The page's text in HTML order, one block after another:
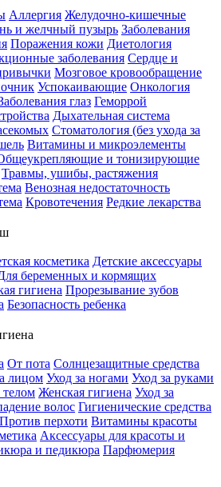
Аллергия Желудочно-кишечные
и желчный пузырь Заболевания
Поражения кожи Диетология
заболевания Сердце и
Мозговое кровообращение
Успокаивающие Онкология
глаз Геморрой
Дыхательная система
Стоматология (без ухода за
Витамины и микроэлементы
и тонизирующие
Травмы, ушибы, растяжения
Венозная недостаточность
Кровотечения Редкие лекарства
косметика Детские аксессуары
беременных и кормящих
гигиена Прорезывание зубов
Безопасность ребенка
От пота Солнцезащитные средства
лицом Уход за ногами Уход за руками
телом Женская гигиена Уход за
волос Гигиенические средства
Против перхоти Витамины красоты
Аксессуары для красоты и
и педикюра Парфюмерия